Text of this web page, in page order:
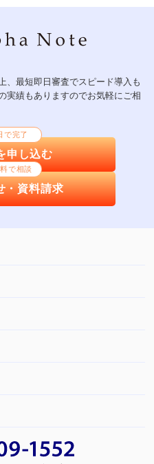
、最短即日審査でスピード導入も
実績もありますのでお気軽にご相
で完了
申し込む
で相談
・資料請求